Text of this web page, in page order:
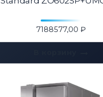
7188577,00 ₽